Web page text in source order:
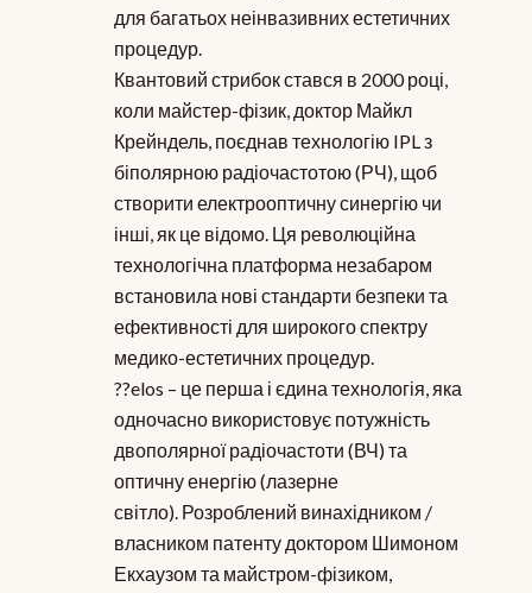
для багатьох неінвазивних естетичних
процедур.
Квантовий стрибок стався в 2000 році,
коли майстер-фізик, доктор Майкл
Крейндель, поєднав технологію IPL з
біполярною радіочастотою (РЧ), щоб
створити електрооптичну синергію чи
інші, як це відомо. Ця революційна
технологічна платформа незабаром
встановила нові стандарти безпеки та
ефективності для широкого спектру
медико-естетичних процедур.
??elos – це перша і єдина технологія, яка
одночасно використовує потужність
двополярної радіочастоти (ВЧ) та
оптичну енергію (лазерне
світло). Розроблений винахідником /
власником патенту доктором Шимоном
Екхаузом та майстром-фізиком,